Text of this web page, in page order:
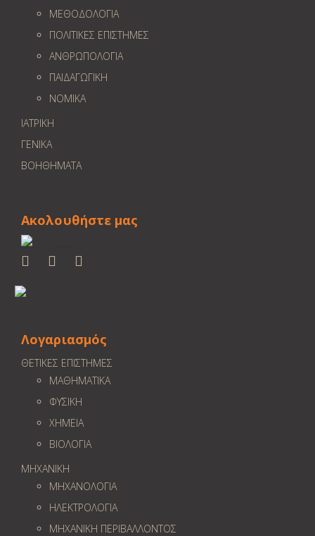
ΜΕΘΟΔΟΛΟΓΙΑ
ΠΟΛΙΤΙΚΕΣ ΕΠΙΣΤΗΜΕΣ
ΑΝΘΡΩΠΟΛΟΓΙΑ
ΠΑΙΔΑΓΩΓΙΚΗ
ΝΟΜΙΚΑ
ΙΑΤΡΙΚΗ
ΓΕΝΙΚΑ
ΒΟΗΘΗΜΑΤΑ
Ακολουθήστε μας
Λογαριασμός
ΘΕΤΙΚΕΣ ΕΠΙΣΤΗΜΕΣ
ΜΑΘΗΜΑΤΙΚΑ
ΦΥΣΙΚΗ
ΧΗΜΕΙΑ
ΒΙΟΛΟΓΙΑ
ΜΗΧΑΝΙΚΗ
ΜΗΧΑΝΟΛΟΓΙΑ
ΗΛΕΚΤΡΟΛΟΓΙΑ
ΜΗΧΑΝΙΚΗ ΠΕΡΙΒΑΛΛΟΝΤΟΣ